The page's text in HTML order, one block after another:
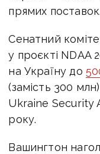
прямих поставок.
Сенатний
у проєкті NDAA
на Україну до
(замість 300
Ukraine Security
року.
Вашингтон